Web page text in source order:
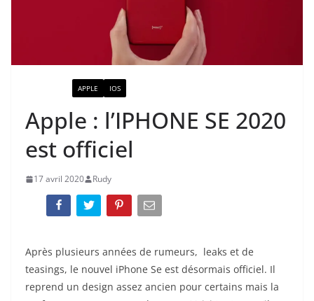
APPLE IOS
Apple : l’IPHONE SE 2020
est officiel
17 avril 2020 Rudy
Après plusieurs années de rumeurs, leaks et de
teasings, le nouvel iPhone Se est désormais officiel. Il
reprend un design assez ancien pour certains mais la